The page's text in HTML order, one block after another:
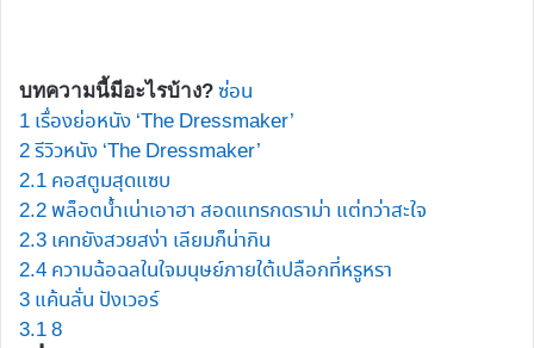
บทความนี้มีอะไรบ้าง? ซ่อน
1 เรื่องย่อหนัง ‘The Dressmaker’
2รีวิวหนัง ‘The Dressmaker’
2.1 คอสตูมสุดแซบ
2.2พล็อตน้ำเน่าเอาฮา สอดแทรกดราม่า แต่ทว่าสะใจ
2.3 เคทยังสวยสง่า เลียมก็น่ากิน
2.4 ความฉ้อฉลในใจมนุษย์ภายใต้เปลือกที่หรูหรา
3 แค้นลั่น ปังเวอร์
3.18